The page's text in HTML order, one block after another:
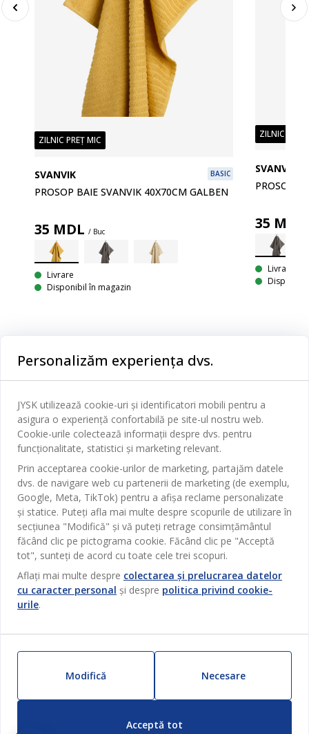
ZILNIC PREȚ MIC
SVANVIK BASIC
PROSOP BAIE SVANVIK 40X70CM GALBEN
35 MDL/ Buc
Livrare
Disponibil în magazin
ZILNIC PREȚ
SVANVIK
PROSOP
35 MDL
Livrare
Disponibil
Categorii
Dormitor
Baie
Birou
Sufragerie
Bucătărie
Depozitare
Grădină
Produse noi
Serviciul clienți
Magazine și program
Broșură
Termeni si conditii vânzări online
Garantia prețului
Garanția Produselor
Politica de confidentialitate
Card cadou
JYSK
Despre JYSK
JYSK.com
Presă
Locuri de muncă
Newsletter
Inspirație
JYSK BUSINESS TO BUSINESS
SEDIU CENTRAL
TAROL-DD S.R.L. str. Jubiliara, 41A mun. Chișinău, Republica
Moldova
JYSK BUSINESS TO BUSINESS
Vânzări și relații clienți persoane juridice
E-mail: jysk@jysk.md
JYSK RELAȚII CLIENȚI
Telefon: 022 022 030
E-mail: support@jysk.md
Urmărește Jysk
Personalizăm experiența dvs.
JYSK utilizează cookie-uri și identificatori mobili pentru a
asigura o experiență confortabilă pe site-ul nostru web.
Cookie-urile colectează informații despre dvs. pentru
funcționalitate, statistici și marketing relevant.
Prin acceptarea cookie-urilor de marketing, partajăm datele
dvs. de navigare web cu partenerii de marketing (de exemplu,
Google, Meta, TikTok) pentru a afișa reclame personalizate
și statice. Puteți afla mai multe despre scopurile de utilizare în
secțiunea "Modifică" și vă puteți retrage consimțământul
făcând clic pe pictograma cookie. Făcând clic pe "Acceptă
tot", sunteți de acord cu toate cele trei scopuri.
Aflați mai multe despre colectarea și prelucrarea datelor
cu caracter personal și despre politica privind cookie-
urile.
Modifică Necesare
Acceptă tot